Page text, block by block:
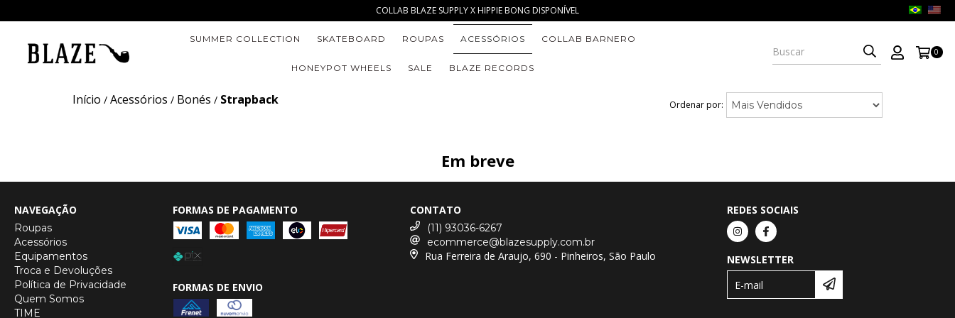
COLLAB BLAZE SUPPLY X HIPPIE BONG DISPONÍVEL
SUMMER COLLECTION SKATEBOARD ROUPAS ACESSÓRIOS COLLAB BARNERO
HONEYPOT WHEELS SALE BLAZE RECORDS
0
Início / Acessórios / Bonés / Strapback Ordenar por:
Em breve
NAVEGAÇÃO
Roupas
Acessórios
Equipamentos
Troca e Devoluções
Política de Privacidade
Quem Somos
TIME
FORMAS DE PAGAMENTO
FORMAS DE ENVIO
CONTATO
(11) 93036-6267
ecommerce@blazesupply.com.br
Rua Ferreira de Araujo, 690 - Pinheiros, São Paulo
REDES SOCIAIS
NEWSLETTER